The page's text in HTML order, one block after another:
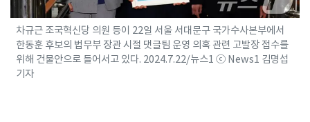
차규근 조국혁신당 의원 등이 22일 서울 서대문구 국가수사본부에서
한동훈 후보의 법무부 장관 시절 댓글팀 운영 의혹 관련 고발장 접수를
위해 건물안으로 들어서고 있다. 2024.7.22/뉴스1 ⓒ News1 김명섭
기자